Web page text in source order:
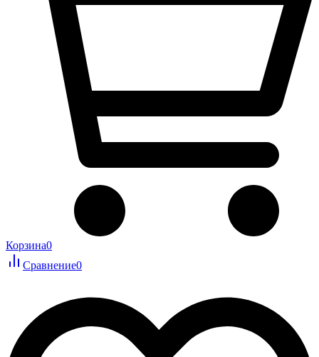
Корзина0
Сравнение0